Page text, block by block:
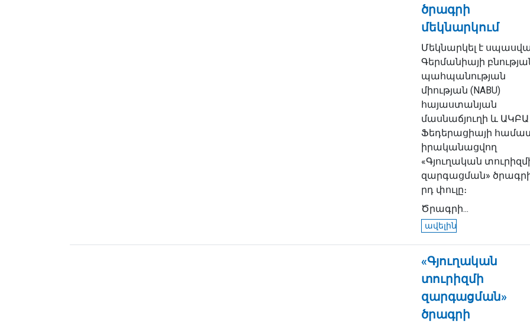
ծրագրի
մեկնարկում
Մեկնարկել է
Գերմանիայի
պահպանության
միության (NABU)
հայաստանյան
մասնաճյուղի և ԱԿԲԱ
Ֆեդերացիայի
իրականացվող
«Գյուղական
զարգացման»
րդ փուլը։
Ծրագրի...
ավելին
«Գյուղական
տուրիզմի
զարգացման»
ծրագրի